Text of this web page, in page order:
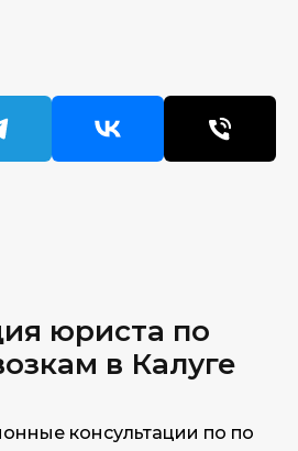
юриста по
в Калуге
консультации по по